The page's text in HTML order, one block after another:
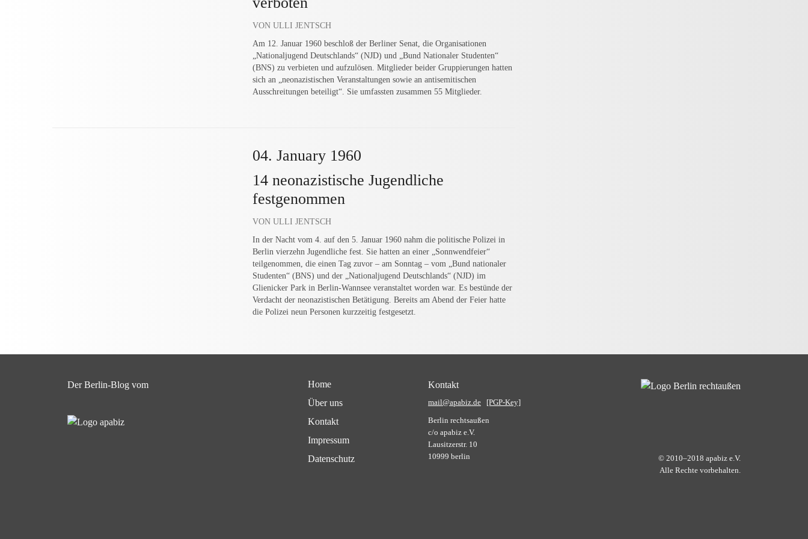
VON ULLI JENTSCH
Am 12. Januar 1960 beschloß der Berliner Senat, die Organisationen
„Nationaljugend Deutschlands“ (NJD) und „Bund Nationaler Studenten“
(BNS) zu verbieten und aufzulösen. Mitglieder beider Gruppierungen hatten
sich an „neonazistischen Veranstaltungen sowie an antisemitischen
Ausschreitungen beteiligt“. Sie umfassten zusammen 55 Mitglieder.
04. January 1960
14 neonazistische Jugendliche
festgenommen
VON ULLI JENTSCH
In der Nacht vom 4. auf den 5. Januar 1960 nahm die politische Polizei in
Berlin vierzehn Jugendliche fest. Sie hatten an einer „Sonnwendfeier“
teilgenommen, die einen Tag zuvor – am Sonntag – vom „Bund nationaler
Studenten“ (BNS) und der „Nationaljugend Deutschlands“ (NJD) im
Glienicker Park in Berlin-Wannsee veranstaltet worden war. Es bestünde der
Verdacht der neonazistischen Betätigung. Bereits am Abend der Feier hatte
die Polizei neun Personen kurzzeitig festgesetzt.
Der Berlin-Blog vom
Home
Über uns
Kontakt
Impressum
Datenschutz
Kontakt
mail@apabiz.de [PGP-Key]
Berlin rechtsaußen
c/o apabiz e.V.
Lausitzerstr. 10
10999 berlin
© 2010–2018 apabiz e.V.
Alle Rechte vorbehalten.